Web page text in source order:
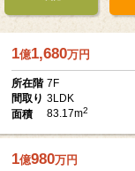
未公開情報の
確認
1億1,680
所在階
7F
間取り 3LDK